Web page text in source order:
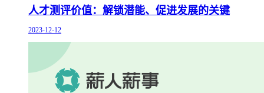
人才测评价值：解锁潜能、促进发展的关键
2023-12-12